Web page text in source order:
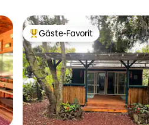
Beliebter Gäste-Favorit.
Gäste-Favorit